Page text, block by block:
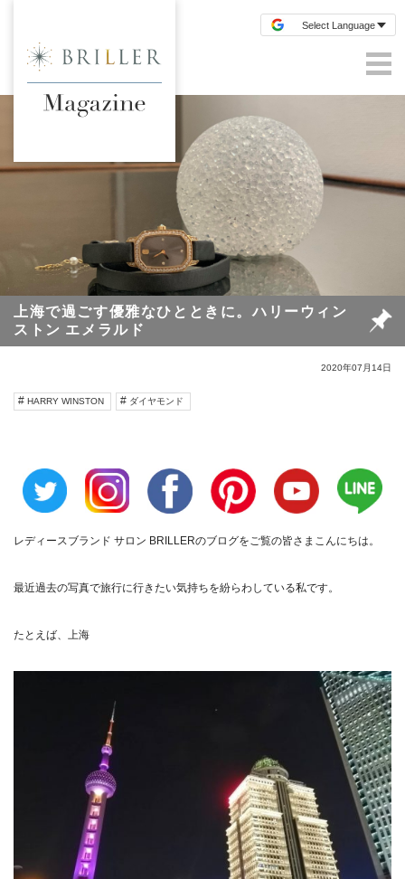
上海で過ごす優雅なひとときに。ハリーウィン
ストン エメラルド
2020年07月14日
HARRY WINSTON ダイヤモンド
レディースブランド サロン BRILLERのブログをご覧の皆さまこんにちは。
最近過去の写真で旅行に行きたい気持ちを紛らわしている私です。
たとえば、上海